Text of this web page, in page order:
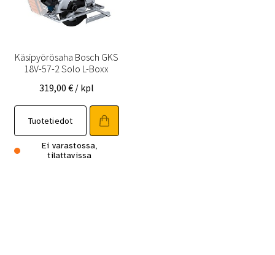
Käsipyörösaha Bosch GKS
18V-57-2 Solo L-Boxx
319,00 € / kpl
Tuotetiedot
Ei varastossa,
tilattavissa